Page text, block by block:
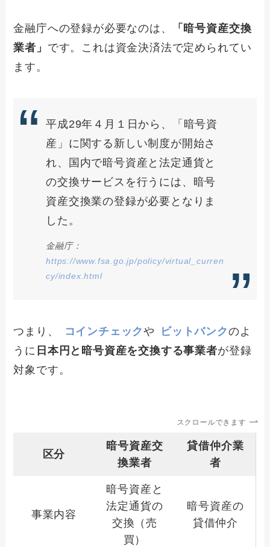
金融庁への登録が必要なのは、
「暗号資産交換
業者」 です。これは資金決済法で定められてい
ます。
平成29年４月１日から、「暗号資
産」に関する新しい制度が開始さ
れ、国内で暗号資産と法定通貨と
の交換サービスを行うには、暗号
資産交換業の登録が必要となりま
した。
金融庁：
https://www.fsa.go.jp/policy/virtual_curren
cy/index.html
つまり、 コインチェックや ビットバンクのよ
うに 日本円と暗号資産を交換する事業者が登録
対象です。
スクロールできます
区分
暗号資産交
換業者
貸借仲介業
者
事業内容
暗号資産と
法定通貨の
交換（売
買）
暗号資産の
貸借仲介